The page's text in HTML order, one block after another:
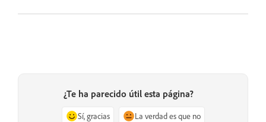
¿Te ha parecido útil esta página?
Sí, gracias La verdad es que no